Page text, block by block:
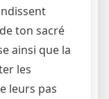
ton sacré
ainsi que la
les
leurs pas